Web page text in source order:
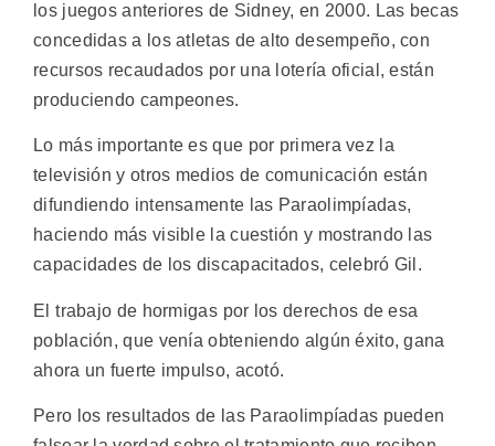
los juegos anteriores de Sidney, en 2000. Las becas
concedidas a los atletas de alto desempeño, con
recursos recaudados por una lotería oficial, están
produciendo campeones.
Lo más importante es que por primera vez la
televisión y otros medios de comunicación están
difundiendo intensamente las Paraolimpíadas,
haciendo más visible la cuestión y mostrando las
capacidades de los discapacitados, celebró Gil.
El trabajo de hormigas por los derechos de esa
población, que venía obteniendo algún éxito, gana
ahora un fuerte impulso, acotó.
Pero los resultados de las Paraolimpíadas pueden